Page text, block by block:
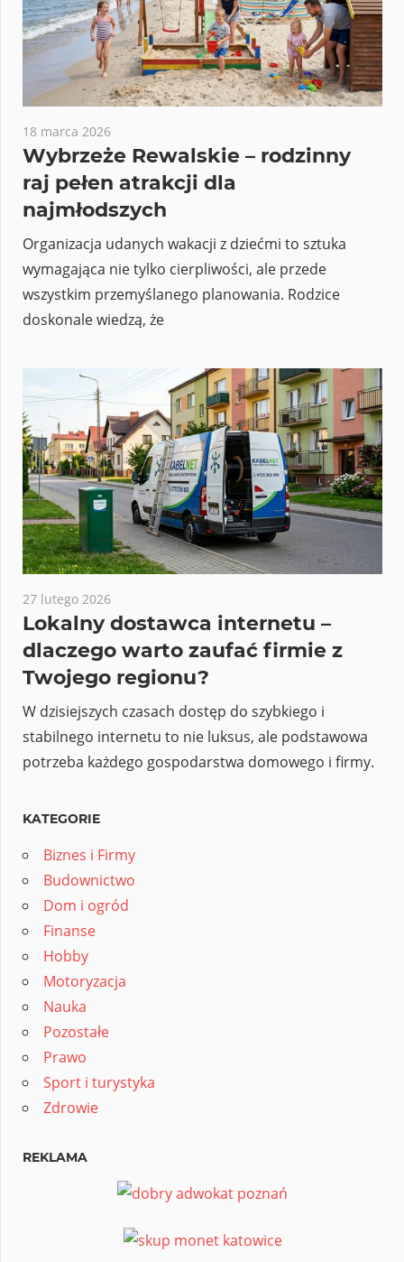
18 marca 2026
Wybrzeże Rewalskie – rodzinny
raj pełen atrakcji dla
najmłodszych
Organizacja udanych wakacji z dziećmi to sztuka
wymagająca nie tylko cierpliwości, ale przede
wszystkim przemyślanego planowania. Rodzice
doskonale wiedzą, że
27 lutego 2026
Lokalny dostawca internetu –
dlaczego warto zaufać firmie z
Twojego regionu?
W dzisiejszych czasach dostęp do szybkiego i
stabilnego internetu to nie luksus, ale podstawowa
potrzeba każdego gospodarstwa domowego i firmy.
KATEGORIE
Biznes i Firmy
Budownictwo
Dom i ogród
Finanse
Hobby
Motoryzacja
Nauka
Pozostałe
Prawo
Sport i turystyka
Zdrowie
REKLAMA